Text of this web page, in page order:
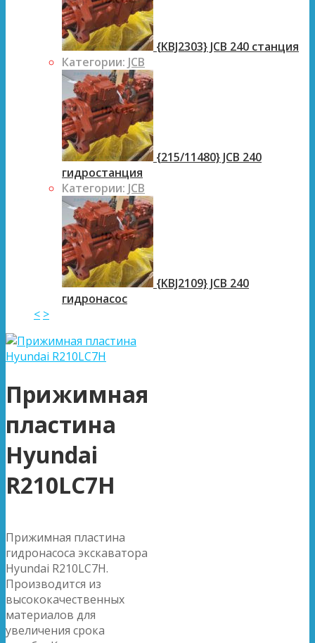
{KBJ2303} JCB 240 станция
Категории: JCB
{215/11480} JCB 240
гидростанция
Категории: JCB
{KBJ2109} JCB 240
гидронасос
< >
Прижимная
пластина
Hyundai
R210LC7H
Прижимная пластина
гидронасоса экскаватора
Hyundai R210LC7H.
Производится из
высококачественных
материалов для
увеличения срока